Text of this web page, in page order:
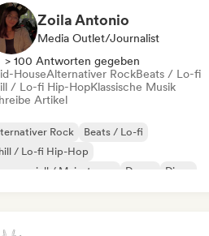
Zoila Antonio
Media Outlet/Journalist
> 100 Antworten gegeben
HouseAlternativer RockBeats / Lo-fi
/ Lo-fi Hip-HopKlassische Musik
Artikel
Rock
Beats / Lo-fi
/ Lo-fi Hip-Hop
/ Mainstream
Dance
Disco